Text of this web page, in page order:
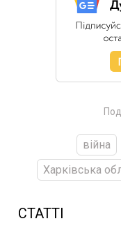
війна
Харківська
СТАТТІ